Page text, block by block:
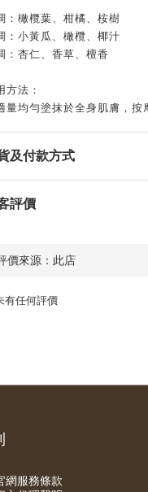
：橄欖葉、柑橘、桉樹
：小黃瓜、橄欖、椰汁
：杏仁、香草、檀香
方法：
量均勻塗抹於全身肌膚，按
及付款方式
評價
有任何評價
網服務條款